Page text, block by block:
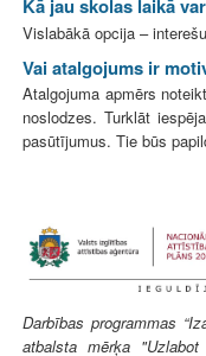
Kā jau skolas laikā
Vislabākā opcija –
Vai atalgojums ir
Atalgojuma apmērs
noslodzes. Turklāt
pasūtījumus. Tie būs
Darbības programmas
atbalsta mērķa